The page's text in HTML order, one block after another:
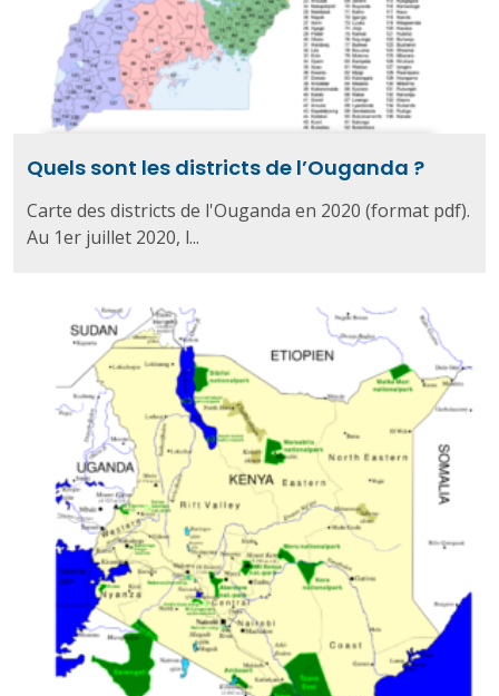
Quels sont les districts de l’Ouganda ?
Carte des districts de l'Ouganda en 2020 (format pdf).
Au 1er juillet 2020, l...